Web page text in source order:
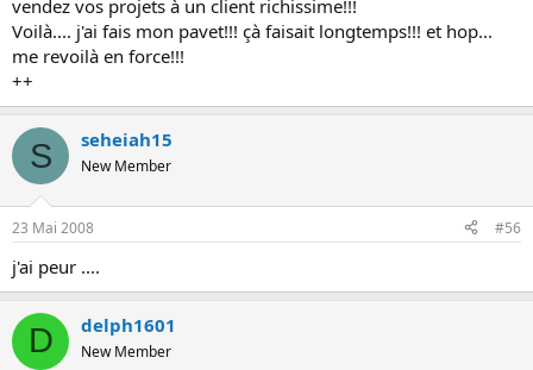
vendez vos projets à un client richissime!!!
Voilà.... j'ai fais mon pavet!!! çà faisait longtemps!!! et hop...
me revoilà en force!!!
++
S seheiah15
New Member
23 Mai 2008 #56
j'ai peur ....
D delph1601
New Member